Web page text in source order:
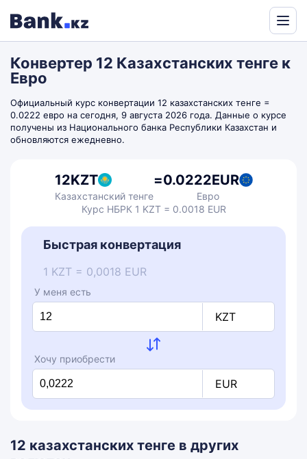
by
Translate
Конвертер 12 Казахстанских тенге к
Евро
Официальный курс конвертации 12 казахстанских тенге =
0.0222 евро на сегодня, 9 августа 2026 года. Данные о курсе
получены из Национального банка Республики Казахстан и
обновляются ежедневно.
12KZT
Казахстанский тенге
=0.0222EUR
Евро
Курс НБРК 1 KZT = 0.0018 EUR
Быстрая конвертация
1 KZT = 0,0018 EUR
У меня есть
KZT
Хочу приобрести
EUR
12 казахстанских тенге в других